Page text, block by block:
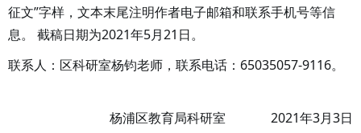
征文”字样，文本末尾注明作者电子邮箱和联系手机号等信
息。 截稿日期为2021年5月21日。
联系人：区科研室杨钧老师，联系电话：65035057-9116。
杨浦区教育局科研室 2021年3月3日